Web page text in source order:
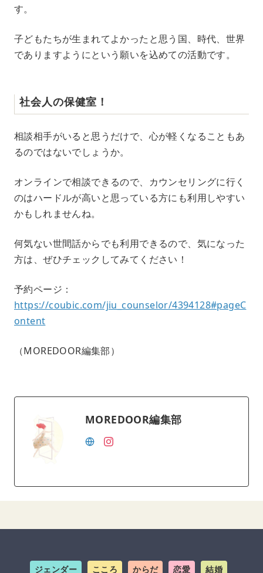
す。
子どもたちが生まれてよかったと思う国、時代、世界
でありますようにという願いを込めての活動です。
社会人の保健室！
相談相手がいると思うだけで、心が軽くなることもあ
るのではないでしょうか。
オンラインで相談できるので、カウンセリングに行く
のはハードルが高いと思っている方にも利用しやすい
かもしれませんね。
何気ない世間話からでも利用できるので、気になった
方は、ぜひチェックしてみてください！
予約ページ：
https://coubic.com/jiu_counselor/4394128#pageC
ontent
（MOREDOOR編集部）
MOREDOOR編集部
ジェンダー こころ からだ 恋愛 結婚